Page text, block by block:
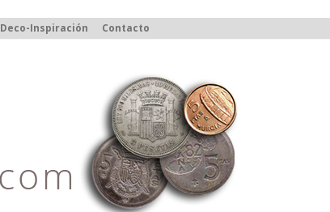
Deco-Inspiración Contacto